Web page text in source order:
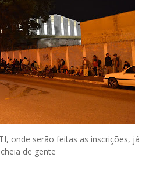
onde serão feitas as inscrições, já
de gente